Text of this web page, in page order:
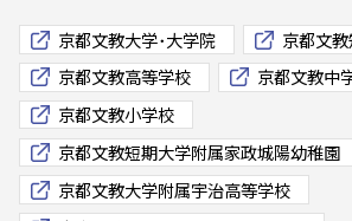
京都文教大学･大学院
京都文
京都文教高等学校
京都文教中
京都文教小学校
京都文教短期大学附属家政城陽幼稚園
京都文教大学附属宇治高等学校